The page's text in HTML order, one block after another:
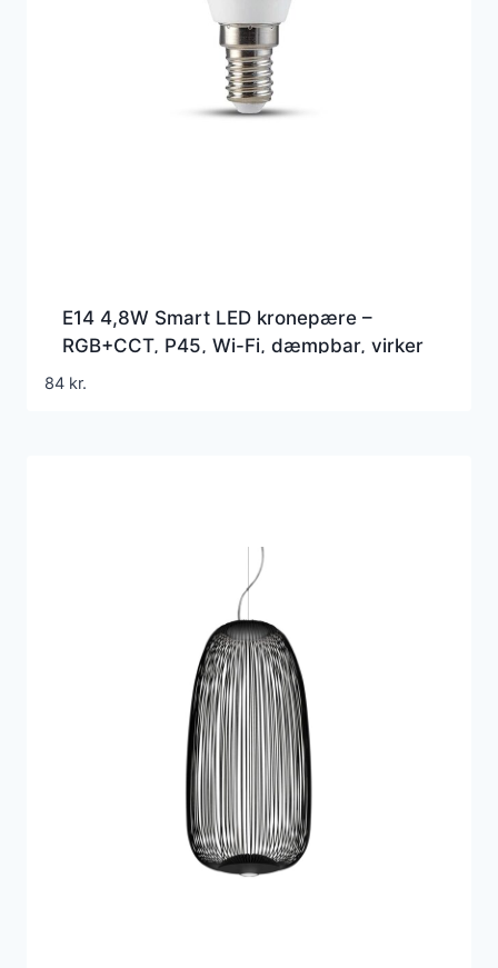
E14 4,8W Smart LED kronepære –
RGB+CCT, P45, Wi-Fi, dæmpbar, virker
med Google Home/Alexa
84 kr.